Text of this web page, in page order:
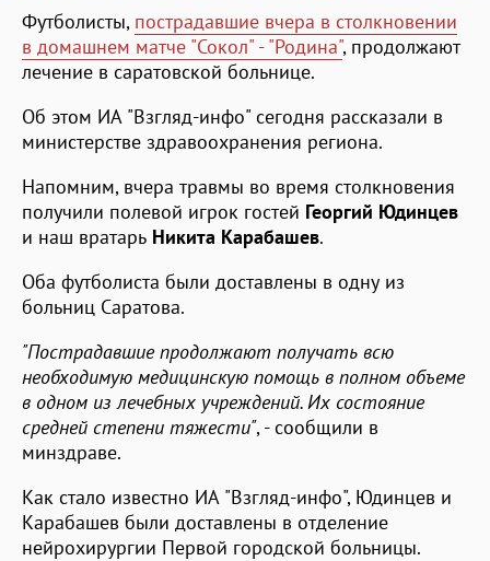
Футболисты, пострадавшие вчера в столкновении
в домашнем матче "Сокол" - "Родина", продолжают
лечение в саратовской больнице.
Об этом ИА "Взгляд-инфо" сегодня рассказали в
министерстве здравоохранения региона.
Напомним, вчера травмы во время столкновения
получили полевой игрок гостей Георгий Юдинцев
и наш вратарь Никита Карабашев.
Оба футболиста были доставлены в одну из
больниц Саратова.
"Пострадавшие продолжают получать всю
необходимую медицинскую помощь в полном объеме
в одном из лечебных учреждений. Их состояние
средней степени тяжести", - сообщили в
минздраве.
Как стало известно ИА "Взгляд-инфо", Юдинцев и
Карабашев были доставлены в отделение
нейрохирургии Первой городской больницы.